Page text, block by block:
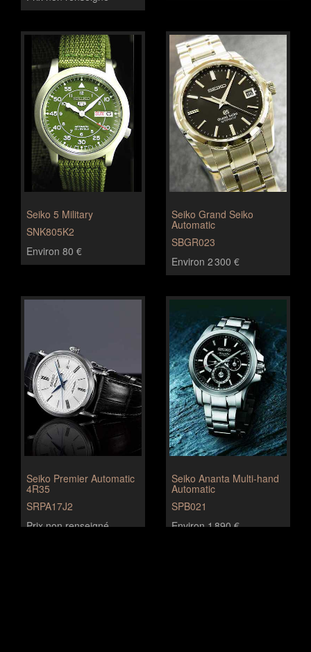
Seiko 5 Military
SNK805K2
Environ 80 €
Seiko Grand Seiko
Automatic
SBGR023
Environ 2 300 €
Seiko Premier Automatic
4R35
SRPA17J2
Prix non renseigné
Seiko Ananta Multi-hand
Automatic
SPB021
Environ 1 890 €